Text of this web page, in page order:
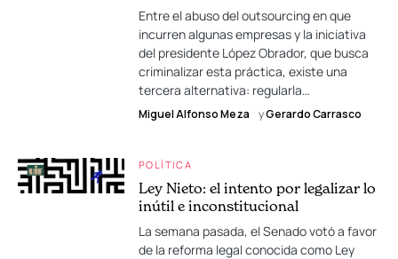
Entre el abuso del outsourcing en que
incurren algunas empresas y la iniciativa
del presidente López Obrador, que busca
criminalizar esta práctica, existe una
tercera alternativa: regularla…
Miguel Alfonso Meza yGerardo Carrasco
POLÍTICA
Ley Nieto: el intento por legalizar lo
inútil e inconstitucional
La semana pasada, el Senado votó a favor
de la reforma legal conocida como Ley